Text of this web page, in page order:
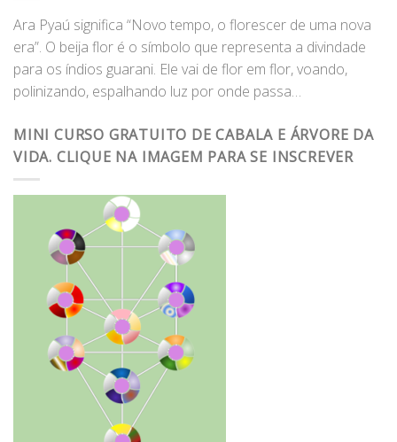
Ara Pyaú significa “Novo tempo, o florescer de uma nova
era”. O beija flor é o símbolo que representa a divindade
para os índios guarani. Ele vai de flor em flor, voando,
polinizando, espalhando luz por onde passa…
MINI CURSO GRATUITO DE CABALA E ÁRVORE DA
VIDA. CLIQUE NA IMAGEM PARA SE INSCREVER